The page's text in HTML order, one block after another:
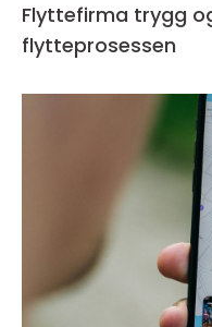
Flyttefirma trygg og effektiv hjelp gjennom
flytteprosessen